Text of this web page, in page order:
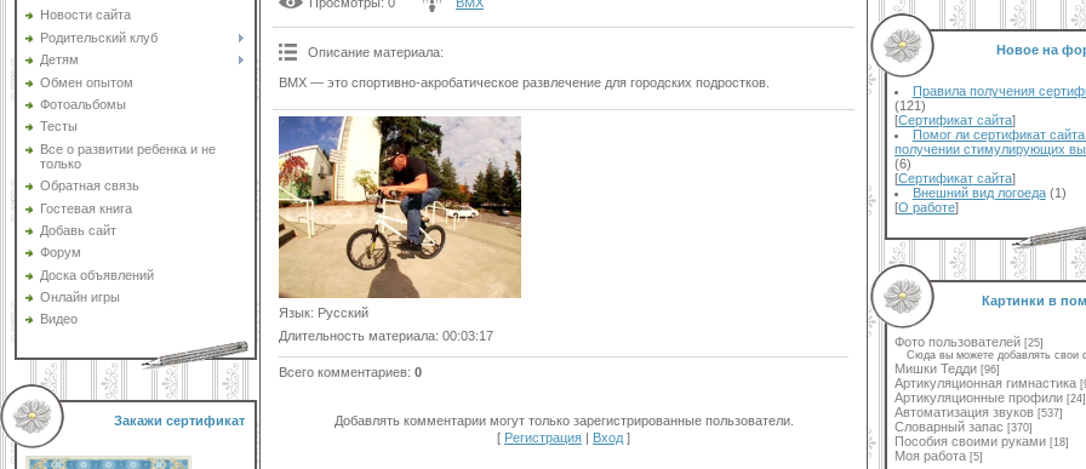
Новости сайта
Родительский клуб
Детям
Обмен опытом
Фотоальбомы
Тесты
Все о развитии ребенка и не
только
Обратная связь
Гостевая книга
Добавь сайт
Форум
Доска объявлений
Онлайн игры
Видео
Закажи сертификат
Описание материала:
BMX — это спортивно-акробатическое развлечение для городских подростков.
Язык: Русский
Длительность материала: 00:03:17
Всего комментариев: 0
Добавлять комментарии могут только зарегистрированные пользователи.
[ Регистрация | Вход ]
Новое на
Правила получения
(121)
[Сертификат сайта]
Помог ли сертификат
получении стимулирующих
(6)
[Сертификат сайта]
Внешний вид логоеда (1)
[О работе]
Картинки в
Фото пользователей [25]
Сюда вы можете добавлять свои
Мишки Тедди [96]
Артикуляционная гимнастика
Артикуляционные профили [24]
Автоматизация звуков [537]
Словарный запас [370]
Пособия своими руками [18]
Моя работа [5]